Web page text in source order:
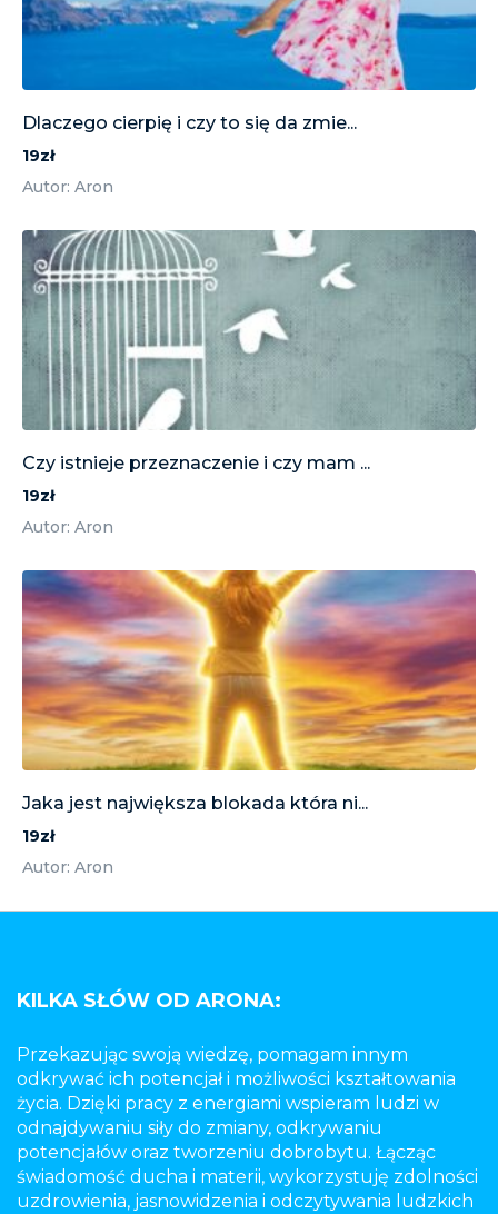
Dlaczego cierpię i czy to się da zmie...
19zł
Autor: Aron
Czy istnieje przeznaczenie i czy mam ...
19zł
Autor: Aron
Jaka jest największa blokada która ni...
19zł
Autor: Aron
KILKA SŁÓW OD ARONA:
Przekazując swoją wiedzę, pomagam innym
odkrywać ich potencjał i możliwości kształtowania
życia. Dzięki pracy z energiami wspieram ludzi w
odnajdywaniu siły do zmiany, odkrywaniu
potencjałów oraz tworzeniu dobrobytu. Łącząc
świadomość ducha i materii, wykorzystuję zdolności
uzdrowienia, jasnowidzenia i odczytywania ludzkich